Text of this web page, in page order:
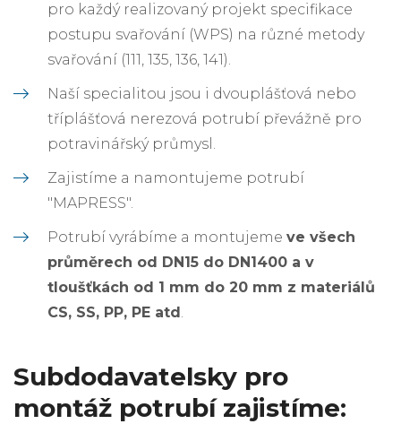
pro každý realizovaný projekt specifikace
postupu svařování (WPS) na různé metody
svařování (111, 135, 136, 141).
Naší specialitou jsou i dvouplášťová nebo
tříplášťová nerezová potrubí převážně pro
potravinářský průmysl.
Zajistíme a namontujeme potrubí
"MAPRESS".
Potrubí vyrábíme a montujeme ve všech
průměrech od DN15 do DN1400 a v
tloušťkách od 1 mm do 20 mm z materiálů
CS, SS, PP, PE atd.
Subdodavatelsky pro
montáž potrubí zajistíme: